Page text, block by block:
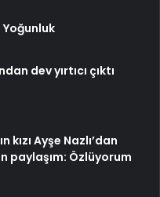
dev yırtıcı çıktı
kızı Ayşe Nazlı’dan
paylaşım: Özlüyorum